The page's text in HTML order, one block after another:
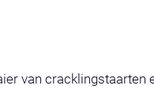
van cracklingstaarten